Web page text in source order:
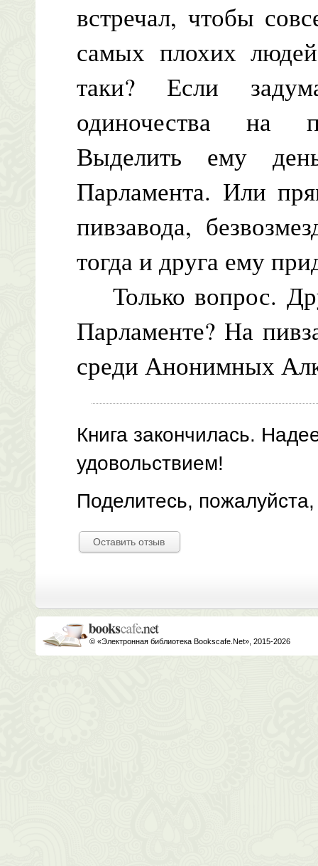
встречал, чтобы
самых плохих
таки? Если
одиночества на
Выделить ему
Парламента. Или
пивзавода,
тогда и друга ему
Только вопрос.
Парламенте? На
среди Анонимных
Книга закончилась.
удовольствием!
Поделитесь,
Оставить отзыв
© «Электронная библиотека Bookscafe.Net», 2015-2026